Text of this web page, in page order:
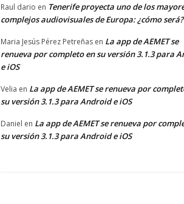
Raul dario en Tenerife proyecta uno de los
complejos audiovisuales de Europa: ¿cómo será?
Maria Jesús Pérez Petreñas en La app de AEMET se
renueva por completo en su versión 3.1.3 para
e iOS
Velia en La app de AEMET se renueva por
su versión 3.1.3 para Android e iOS
Daniel en La app de AEMET se renueva por
su versión 3.1.3 para Android e iOS